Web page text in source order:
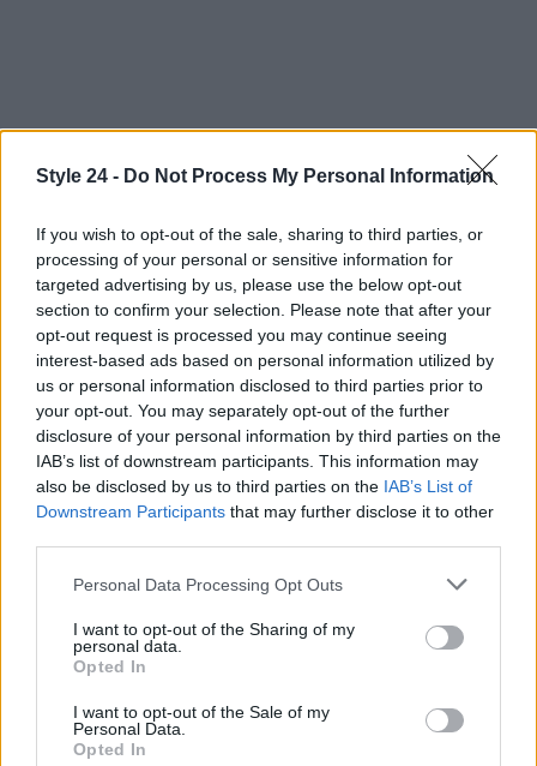
Style 24 - Do Not Process My Personal Information
If you wish to opt-out of the sale, sharing to third parties, or
processing of your personal or sensitive information for
targeted advertising by us, please use the below opt-out
section to confirm your selection. Please note that after your
opt-out request is processed you may continue seeing
interest-based ads based on personal information utilized by
us or personal information disclosed to third parties prior to
your opt-out. You may separately opt-out of the further
disclosure of your personal information by third parties on the
IAB’s list of downstream participants. This information may
also be disclosed by us to third parties on the IAB’s List of
Downstream Participants that may further disclose it to other
Please note that this website/app uses one or more Google
not limited to your visit or usage behaviour. You may click to
grant or deny consent to Google and its third-party tags to
use your data for below specified purposes in below Google
consent section.
Personal Data Processing Opt Outs
I want to opt-out of the Sharing of my
personal data.
Opted In
I want to opt-out of the Sale of my
Personal Data.
Opted In
Continua a leggere
LIFESTYLE
Mostre di moda 2026: Franco Moschino a Forte di